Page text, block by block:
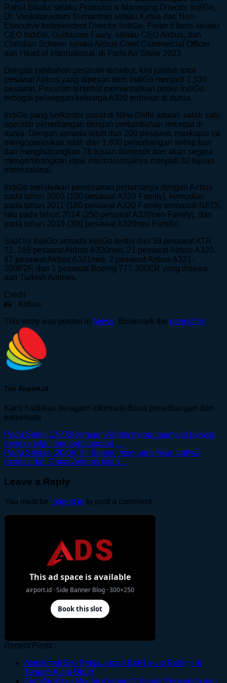
Rahul Bhatia selaku Promotor & Managing Director IndiGo,
Dr. Venkataramani Sumantran selaku Ketua dan Non-
Executive Independent Director IndiGo, Pieter Elbers selaku
CEO IndiGo, Guillaume Faury, selaku CEO Airbus, dan
Christian Scherer selaku Airbus Chief Commercial Officer
dan Head of International, di Paris Air Show 2023.
Dengan tambahan pesanan tersebut, kini jumlah total
pesawat Airbus yang dipesan oleh IndiGo menjadi 1.330
pesawat. Pesanan tersebut memantapkan posisi IndiGo
sebagai pelanggan keluarga A320 terbesar di dunia.
IndiGo yang berkantor pusat di New Delhi adalah salah satu
operator penerbangan dengan pertumbuhan tercepat di
dunia. Dengan armada lebih dari 200 pesawat, maskapai ini
mengoperasikan lebih dari 1.800 penerbangan setiap hari
dan menghubungkan 78 tujuan domestik dan akan segera
mengembangkan jejak internasionalnya menjadi 32 tujuan
internasional.
IndiGo melakukan pemesanan pertamanya dengan Airbus
pada tahun 2005 (100 pesawat A320 Family), kemudian
pada tahun 2011 (180 pesawat A320 Family termasuk NEO),
lalu pada tahun 2014 (250 pesawat A320neo Family), dan
pada tahun 2019 (300 pesawat A320neo Family).
Saat ini IndiGo armada IndiGo terdiri dari 39 pesawat ATR
72, 165 pesawat Airbus A320neo, 21 pesawat Airbus A320,
87 pesawat Airbus A321neo, 2 pesawat Airbus A321-
200P2F, dan 1 pesawat Boeing 777-300ER yang disewa
dari Turkish Airlines.
Credit
📸 : Airbus
This entry was posted in News. Bookmark the permalink.
Tim Airport.id
Kami hadirkan beragam informasi dunia penerbangan dan
pariwisata
Pada Senin (19/06) kemarin Airbus mengumumkan bahwa
mereka telah menandatangani …
Pada Selasa (20/06) ini Boeing mengumumkan bahwa
mereka dan China Airlines telah…
Leave a Reply
You must be logged in to post a comment.
Recent Posts
Menikmati Sisi Petualangan Bali Lewat Rafting di
Tengah Alam Ubud
Comments
Furnitur Kayu Mudah Keropos? Kenali Penyebab dan